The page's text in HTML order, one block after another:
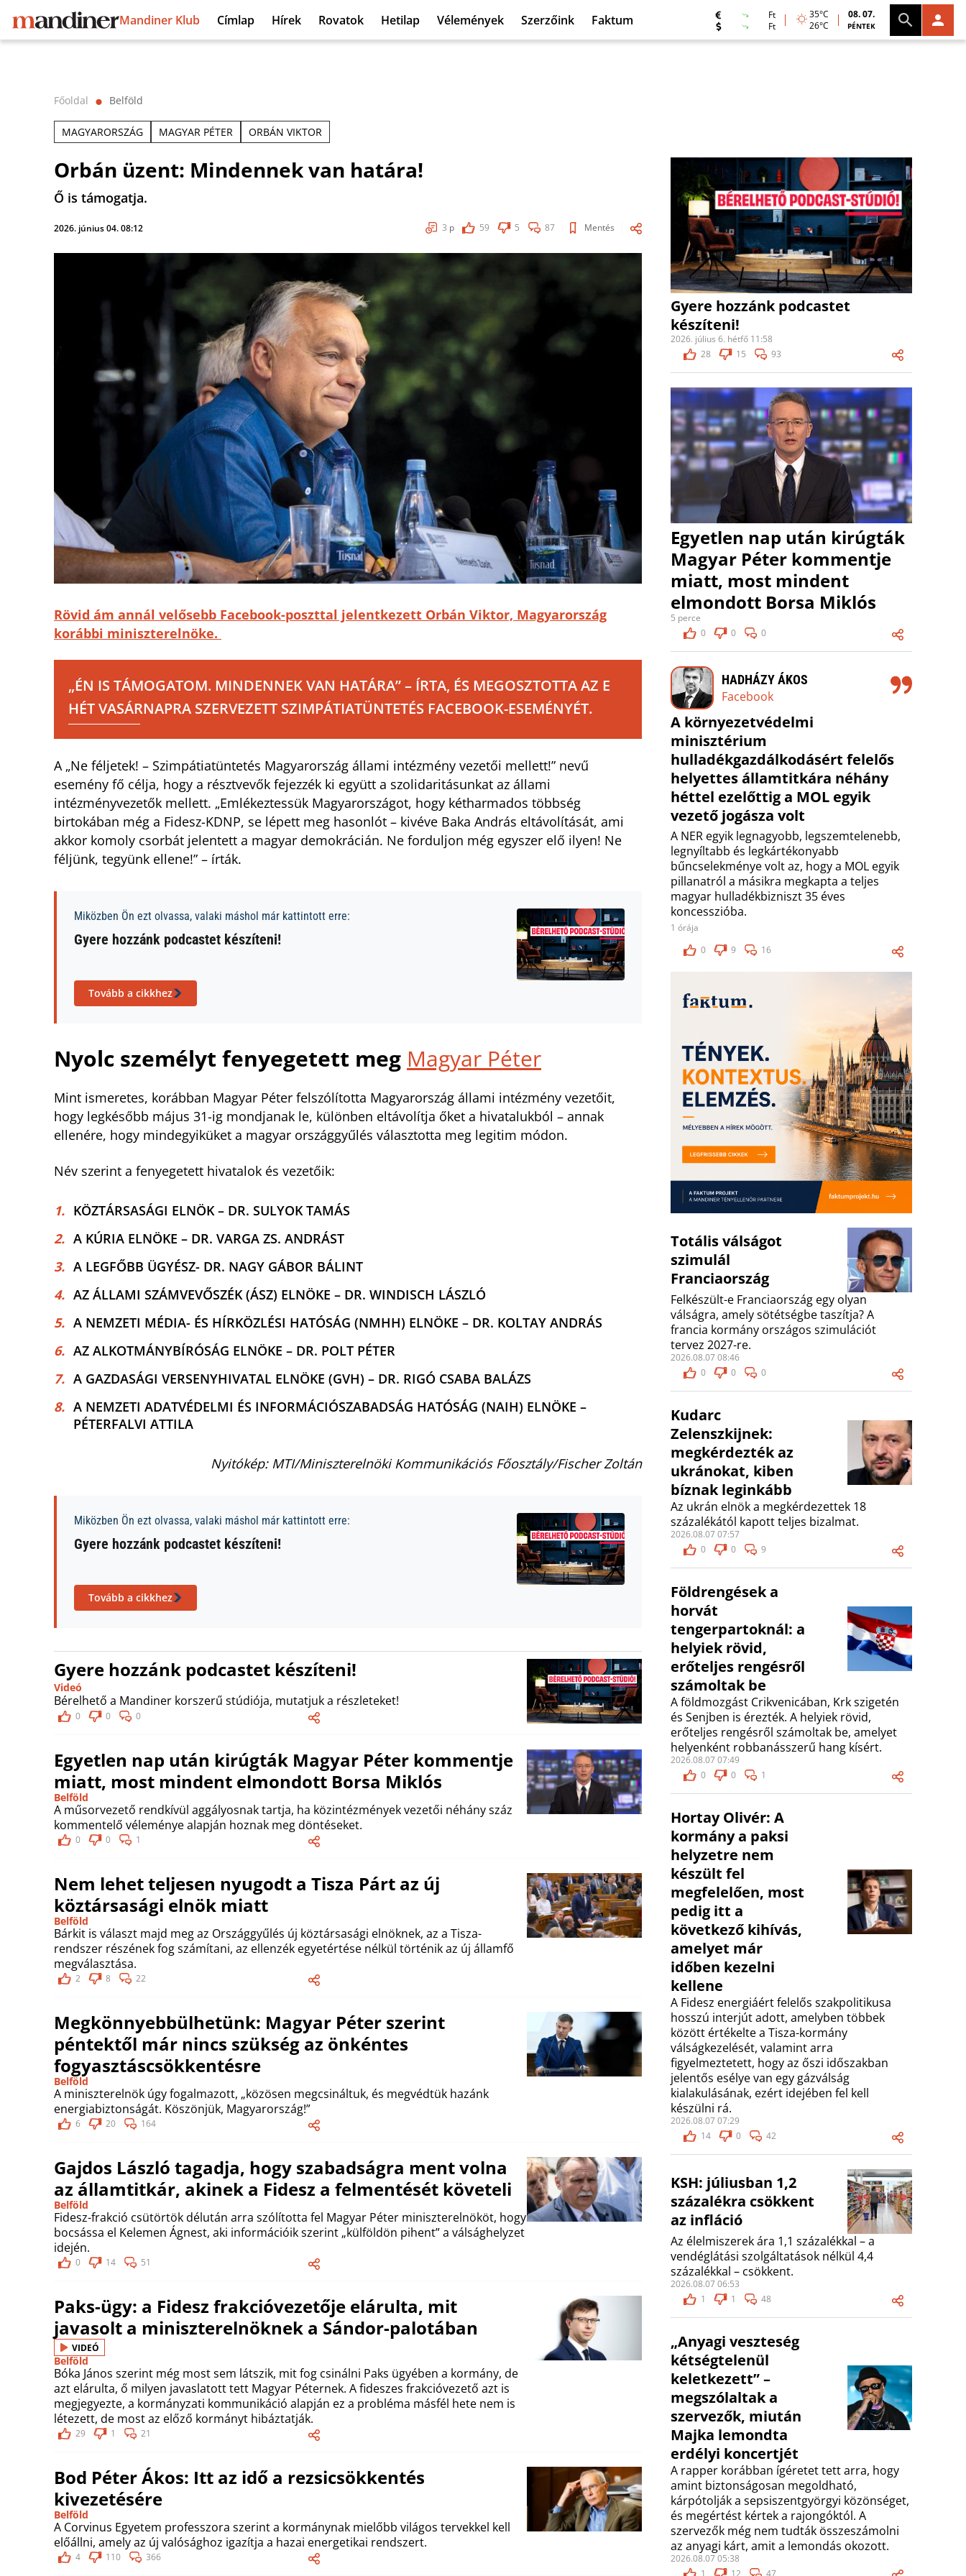
Mandiner Klub Címlap Hírek Rovatok Hetilap Vélemények Szerzőink Faktum
Ft
Ft
35°C
26°C
08. 07.
PÉNTEK
Főoldal ⬤ Belföld
MAGYARORSZÁG MAGYAR PÉTER ORBÁN VIKTOR
Orbán üzent: Mindennek van határa!
Ő is támogatja.
2026. június 04. 08:12 3 p 59 5 87 Mentés
Rövid ám annál velősebb Facebook-poszttal jelentkezett Orbán Viktor, Magyarország
korábbi miniszterelnöke.
„ÉN IS TÁMOGATOM. MINDENNEK VAN HATÁRA” – ÍRTA, ÉS MEGOSZTOTTA AZ E
HÉT VASÁRNAPRA SZERVEZETT SZIMPÁTIATÜNTETÉS FACEBOOK-ESEMÉNYÉT.
A „Ne féljetek! – Szimpátiatüntetés Magyarország állami intézmény vezetői mellett!” nevű
esemény fő célja, hogy a résztvevők fejezzék ki együtt a szolidaritásunkat az állami
intézményvezetők mellett. „Emlékeztessük Magyarországot, hogy kétharmados többség
birtokában még a Fidesz-KDNP, se lépett meg hasonlót – kivéve Baka András eltávolítását, ami
akkor komoly csorbát jelentett a magyar demokrácián. Ne forduljon még egyszer elő ilyen! Ne
féljünk, tegyünk ellene!” – írták.
Miközben Ön ezt olvassa, valaki máshol már kattintott erre:
Gyere hozzánk podcastet készíteni!
Tovább a cikkhez
Nyolc személyt fenyegetett meg Magyar Péter
Mint ismeretes, korábban Magyar Péter felszólította Magyarország állami intézmény vezetőit,
hogy legkésőbb május 31-ig mondjanak le, különben eltávolítja őket a hivatalukból – annak
ellenére, hogy mindegyiküket a magyar országgyűlés választotta meg legitim módon.
Név szerint a fenyegetett hivatalok és vezetőik:
KÖZTÁRSASÁGI ELNÖK – DR. SULYOK TAMÁS
A KÚRIA ELNÖKE – DR. VARGA ZS. ANDRÁST
A LEGFŐBB ÜGYÉSZ- DR. NAGY GÁBOR BÁLINT
AZ ÁLLAMI SZÁMVEVŐSZÉK (ÁSZ) ELNÖKE – DR. WINDISCH LÁSZLÓ
A NEMZETI MÉDIA- ÉS HÍRKÖZLÉSI HATÓSÁG (NMHH) ELNÖKE – DR. KOLTAY ANDRÁS
AZ ALKOTMÁNYBÍRÓSÁG ELNÖKE – DR. POLT PÉTER
A GAZDASÁGI VERSENYHIVATAL ELNÖKE (GVH) – DR. RIGÓ CSABA BALÁZS
A NEMZETI ADATVÉDELMI ÉS INFORMÁCIÓSZABADSÁG HATÓSÁG (NAIH) ELNÖKE –
PÉTERFALVI ATTILA
Nyitókép: MTI/Miniszterelnöki Kommunikációs Főosztály/Fischer Zoltán
Miközben Ön ezt olvassa, valaki máshol már kattintott erre:
Gyere hozzánk podcastet készíteni!
Tovább a cikkhez
Gyere hozzánk podcastet készíteni!
Videó
Bérelhető a Mandiner korszerű stúdiója, mutatjuk a részleteket!
0 0 0
Egyetlen nap után kirúgták Magyar Péter kommentje
miatt, most mindent elmondott Borsa Miklós
Belföld
A műsorvezető rendkívül aggályosnak tartja, ha közintézmények vezetői néhány száz
kommentelő véleménye alapján hoznak meg döntéseket.
0 0 1
Nem lehet teljesen nyugodt a Tisza Párt az új
köztársasági elnök miatt
Belföld
Bárkit is választ majd meg az Országgyűlés új köztársasági elnöknek, az a Tisza-
rendszer részének fog számítani, az ellenzék egyetértése nélkül történik az új államfő
megválasztása.
2 8 22
Megkönnyebbülhetünk: Magyar Péter szerint
péntektől már nincs szükség az önkéntes
fogyasztáscsökkentésre
Belföld
A miniszterelnök úgy fogalmazott, „közösen megcsináltuk, és megvédtük hazánk
energiabiztonságát. Köszönjük, Magyarország!”
6 20 164
Gajdos László tagadja, hogy szabadságra ment volna
az államtitkár, akinek a Fidesz a felmentését követeli
Belföld
Fidesz-frakció csütörtök délután arra szólította fel Magyar Péter miniszterelnököt, hogy
bocsássa el Kelemen Ágnest, aki információik szerint „külföldön pihent” a válsághelyzet
idején.
0 14 51
Paks-ügy: a Fidesz frakcióvezetője elárulta, mit
javasolt a miniszterelnöknek a Sándor-palotában
VIDEÓ
Belföld
Bóka János szerint még most sem látszik, mit fog csinálni Paks ügyében a kormány, de
azt elárulta, ő milyen javaslatott tett Magyar Péternek. A fideszes frakcióvezető azt is
megjegyezte, a kormányzati kommunikáció alapján ez a probléma másfél hete nem is
létezett, de most az előző kormányt hibáztatják.
29 1 21
Bod Péter Ákos: Itt az idő a rezsicsökkentés
kivezetésére
Belföld
A Corvinus Egyetem professzora szerint a kormánynak mielőbb világos tervekkel kell
előállni, amely az új valósághoz igazítja a hazai energetikai rendszert.
4 110 366
Gyere hozzánk podcastet
készíteni!
2026. július 6. hétfő 11:58
28
15 93
Egyetlen nap után kirúgták
Magyar Péter kommentje
miatt, most mindent
elmondott Borsa Miklós
5 perce
0
0 0
HADHÁZY ÁKOS
Facebook
A környezetvédelmi
minisztérium
hulladékgazdálkodásért felelős
helyettes államtitkára néhány
héttel ezelőttig a MOL egyik
vezető jogásza volt
A NER egyik legnagyobb, legszemtelenebb,
legnyíltabb és legkártékonyabb
bűncselekménye volt az, hogy a MOL egyik
pillanatról a másikra megkapta a teljes
magyar hulladékbizniszt 35 éves
koncesszióba.
1 órája
0
9 16
Totális válságot
szimulál
Franciaország
Felkészült-e Franciaország egy olyan
válságra, amely sötétségbe taszítja? A
francia kormány országos szimulációt
tervez 2027-re.
2026.08.07 08:46
0
0 0
Kudarc
Zelenszkijnek:
megkérdezték az
ukránokat, kiben
bíznak leginkább
Az ukrán elnök a megkérdezettek 18
százalékától kapott teljes bizalmat.
2026.08.07 07:57
0
0 9
Földrengések a
horvát
tengerpartoknál: a
helyiek rövid,
erőteljes rengésről
számoltak be
A földmozgást Crikvenicában, Krk szigetén
és Senjben is érezték. A helyiek rövid,
erőteljes rengésről számoltak be, amelyet
helyenként robbanásszerű hang kísért.
2026.08.07 07:49
0
0 1
Hortay Olivér: A
kormány a paksi
helyzetre nem
készült fel
megfelelően, most
pedig itt a
következő kihívás,
amelyet már
időben kezelni
kellene
A Fidesz energiáért felelős szakpolitikusa
hosszú interjút adott, amelyben többek
között értékelte a Tisza-kormány
válságkezelését, valamint arra
figyelmeztetett, hogy az őszi időszakban
jelentős esélye van egy gázválság
kialakulásának, ezért idejében fel kell
készülni rá.
2026.08.07 07:29
14
0 42
KSH: júliusban 1,2
százalékra csökkent
az infláció
Az élelmiszerek ára 1,1 százalékkal – a
vendéglátási szolgáltatások nélkül 4,4
százalékkal – csökkent.
2026.08.07 06:53
1
1 48
„Anyagi veszteség
kétségtelenül
keletkezett” –
megszólaltak a
szervezők, miután
Majka lemondta
erdélyi koncertjét
A rapper korábban ígéretet tett arra, hogy
amint biztonságosan megoldható,
kárpótolják a sepsiszentgyörgyi közönséget,
és megértést kértek a rajongóktól. A
szervezők még nem tudták összeszámolni
az anyagi kárt, amit a lemondás okozott.
2026.08.07 05:38